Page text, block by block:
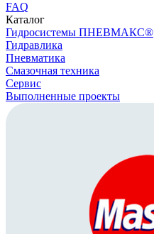
FAQ
Каталог
Гидросистемы ПНЕВМАКС®
Гидравлика
Пневматика
Смазочная техника
Сервис
Выполненные проекты